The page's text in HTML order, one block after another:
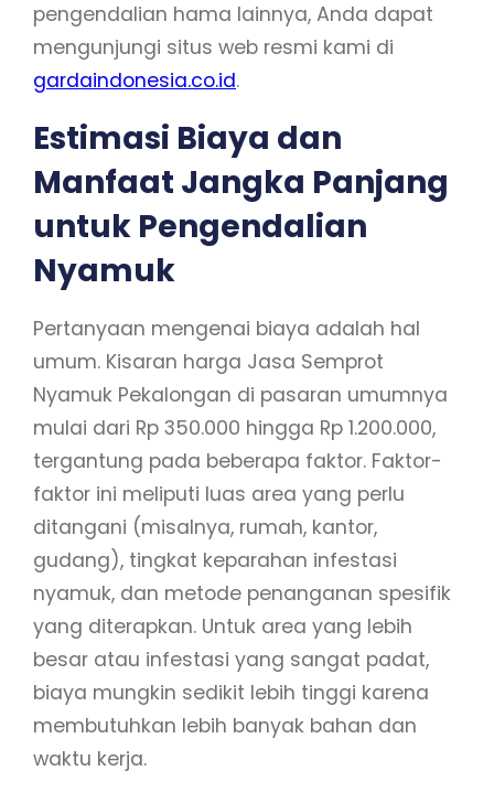
pengendalian hama lainnya, Anda dapat
mengunjungi situs web resmi kami di
gardaindonesia.co.id.
Estimasi Biaya dan
Manfaat Jangka Panjang
untuk Pengendalian
Nyamuk
Pertanyaan mengenai biaya adalah hal
umum. Kisaran harga Jasa Semprot
Nyamuk Pekalongan di pasaran umumnya
mulai dari Rp 350.000 hingga Rp 1.200.000,
tergantung pada beberapa faktor. Faktor-
faktor ini meliputi luas area yang perlu
ditangani (misalnya, rumah, kantor,
gudang), tingkat keparahan infestasi
nyamuk, dan metode penanganan spesifik
yang diterapkan. Untuk area yang lebih
besar atau infestasi yang sangat padat,
biaya mungkin sedikit lebih tinggi karena
membutuhkan lebih banyak bahan dan
waktu kerja.